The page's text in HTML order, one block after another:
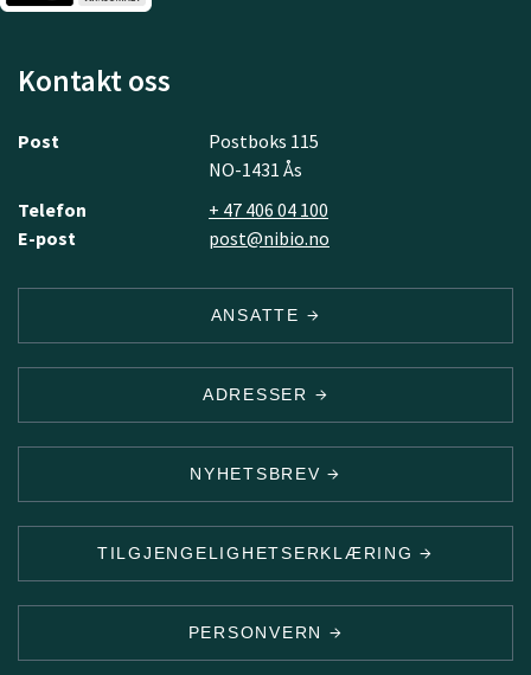
Kontakt oss
Post
Postboks 115
NO-1431 Ås
Telefon
+ 47 406 04 100
E-post
post@nibio.no
ANSATTE
ADRESSER
NYHETSBREV
TILGJENGELIGHETSERKLÆRING
PERSONVERN